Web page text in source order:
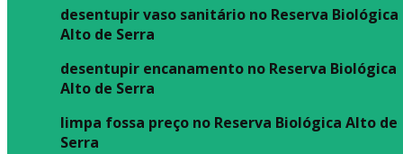
desentupir vaso sanitário no Reserva Biológica
Alto de Serra
desentupir encanamento no Reserva Biológica
Alto de Serra
limpa fossa preço no Reserva Biológica Alto de
Serra